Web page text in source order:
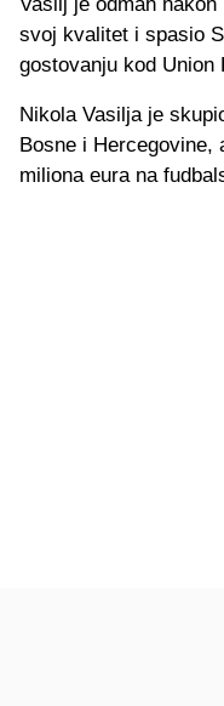
svoj kvalitet i spasio
gostovanju kod Union
Nikola Vasilja je
Bosne i Hercegovine,
miliona eura na